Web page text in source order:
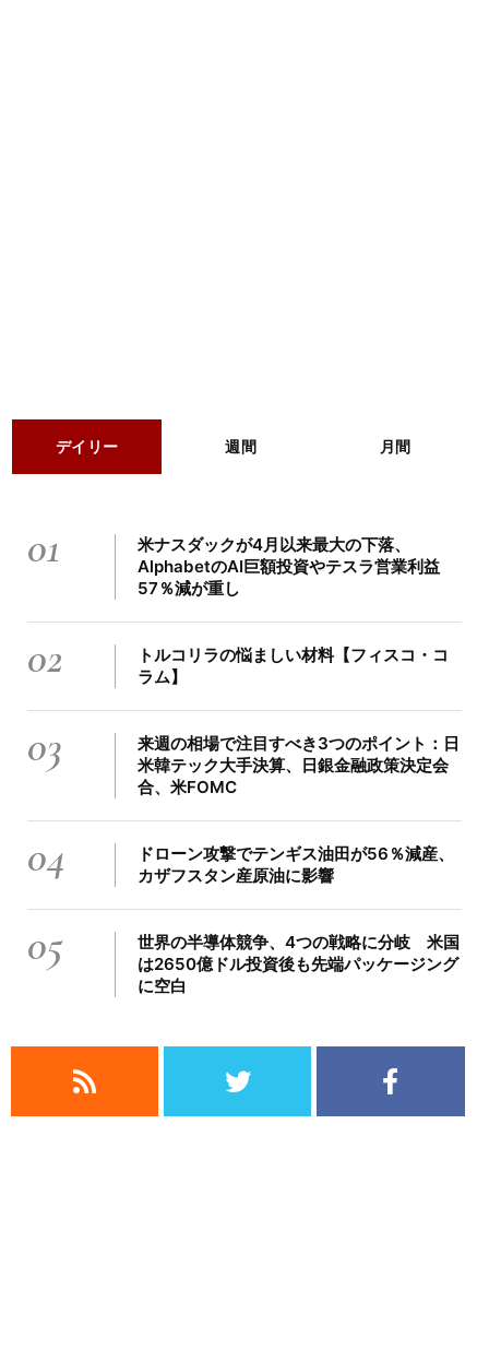
デイリー 週間 月間
01
米ナスダックが4月以来最大の下落、
AlphabetのAI巨額投資やテスラ営業利益
57％減が重し
02
トルコリラの悩ましい材料【フィスコ・コ
ラム】
03
来週の相場で注目すべき3つのポイント：日
米韓テック大手決算、日銀金融政策決定会
合、米FOMC
04
ドローン攻撃でテンギス油田が56％減産、
カザフスタン産原油に影響
05
世界の半導体競争、4つの戦略に分岐 米国
は2650億ドル投資後も先端パッケージング
に空白